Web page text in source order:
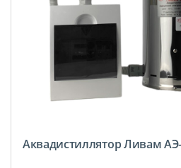
Аквадистиллятор Ливам